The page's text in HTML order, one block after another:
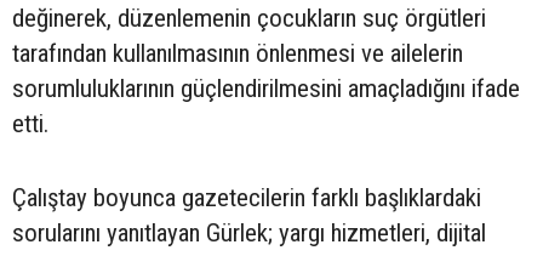
değinerek, düzenlemenin çocukların suç örgütleri
tarafından kullanılmasının önlenmesi ve ailelerin
sorumluluklarının güçlendirilmesini amaçladığını ifade
etti.
Çalıştay boyunca gazetecilerin farklı başlıklardaki
sorularını yanıtlayan Gürlek; yargı hizmetleri, dijital